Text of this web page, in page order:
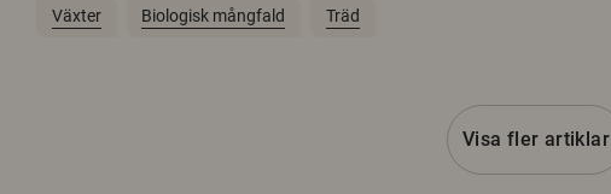
Växter Biologisk mångfald Träd
Visa fler artiklar